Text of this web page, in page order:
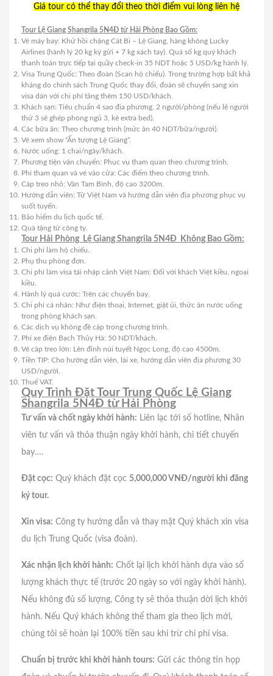
Giá tour có thể thay đổi theo thời điểm vui lòng liên hệ
Tour Lệ Giang Shangrila 5N4Đ từ Hải Phòng Bao Gồm:
Vé máy bay: Khứ hồi chặng Cát Bi – Lệ Giang, hàng không Lucky
Airlines (hành lý 20 kg ký gửi + 7 kg xách tay). Quá số kg quý khách
thanh toán trực tiếp tại quầy check-in 35 NDT hoặc 5 USD/kg hành lý.
Visa Trung Quốc: Theo đoàn (Scan hộ chiếu). Trong trường hợp bất khả
kháng do chính sách Trung Quốc thay đổi, đoàn sẽ chuyển sang xin
visa dán với chi phí tăng thêm 150 USD/khách.
Khách sạn: Tiêu chuẩn 4 sao địa phương, 2 người/phòng (nếu lẻ người
thứ 3 sẽ ghép phòng ngủ 3, kê extra bed).
Các bữa ăn: Theo chương trình (mức ăn 40 NDT/bữa/người).
Vé xem show “Ấn tượng Lệ Giang”.
Nước uống: 1 chai/ngày/khách.
Phương tiện vận chuyển: Phục vụ tham quan theo chương trình.
Phí tham quan và vé vào cửa: Các điểm theo chương trình.
Cáp treo nhỏ: Vân Tam Bình, độ cao 3200m.
Hướng dẫn viên: Từ Việt Nam và hướng dẫn viên địa phương phục vụ
suốt tuyến.
Bảo hiểm du lịch quốc tế.
Quà tặng từ công ty.
Tour Hải Phòng Lệ Giang Shangrila 5N4Đ Không Bao Gồm:
Chi phí làm hộ chiếu.
Phụ thu phòng đơn.
Chi phí làm visa tái nhập cảnh Việt Nam: Đối với khách Việt kiều, ngoại
kiều.
Hành lý quá cước: Trên các chuyến bay.
Chi phí cá nhân: Như điện thoại, Internet, giặt ủi, thức ăn nước uống
trong phòng khách sạn.
Các dịch vụ không đề cập trong chương trình.
Phí xe điện Bạch Thủy Hà: 50 NDT/khách.
Vé cáp treo lớn: Lên đỉnh núi tuyết Ngọc Long, độ cao 4500m.
Tiền TIP: Cho hướng dẫn viên, lái xe, hướng dẫn viên địa phương 30
USD/người.
Thuế VAT.
Quy Trình Đặt Tour Trung Quốc Lệ Giang
Shangrila 5N4Đ từ Hải Phòng
Tư vấn và chốt ngày khởi hành: Liên lạc tới số hotline, Nhân
viên tư vấn và thỏa thuận ngày khởi hành, chi tiết chuyến
bay….
Đặt cọc: Quý khách đặt cọc 5,000,000 VNĐ/người khi đăng
ký tour.
Xin visa: Công ty hướng dẫn và thay mặt Quý khách xin visa
du lịch Trung Quốc (visa đoàn).
Xác nhận lịch khởi hành: Chốt lại lịch khởi hành dựa vào số
lượng khách thực tế (trước 20 ngày so với ngày khởi hành).
Nếu không đủ số lượng, Công ty sẽ thỏa thuận dời lịch khởi
hành. Nếu Quý khách không thể tham gia theo lịch mới,
chúng tôi sẽ hoàn lại 100% tiền sau khi trừ chi phí visa.
Chuẩn bị trước khi khởi hành tours: Gửi các thông tin họp